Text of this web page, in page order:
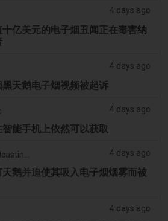
4 days ago
亿美元的电子烟丑闻正在毒害纳
4 days ago
天鹅电子烟视频被起诉
4 days ago
能手机上依然可以获取
4 days ago
鹅并迫使其吸入电子烟烟雾而被
4 days ago